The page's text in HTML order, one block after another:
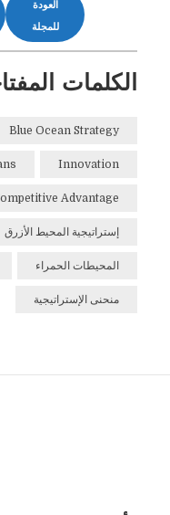
العودة
للمجلة
الكلمات
Blue Ocean Strategy
Innovation
Advantage
إستراتيجية المحيط الأزرق
المحيطات الحمراء
منحنى الإستراتيجية